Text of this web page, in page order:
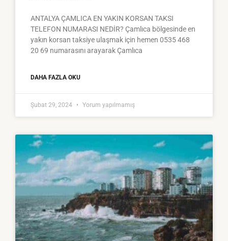
ANTALYA ÇAMLICA EN YAKIN KORSAN TAKSI
TELEFON NUMARASI NEDİR? Çamlıca bölgesinde en
yakın korsan taksiye ulaşmak için hemen 0535 468
20 69 numarasını arayarak Çamlıca
DAHA FAZLA OKU
Şubat 29, 2024 Yorum yapılmamış